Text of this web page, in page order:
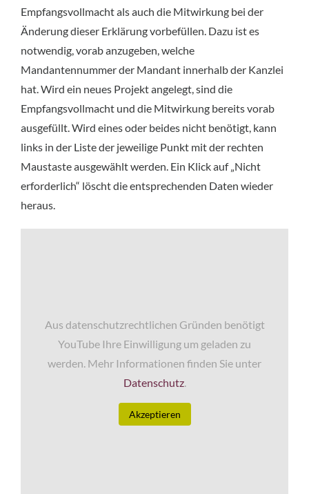
Empfangsvollmacht als auch die Mitwirkung bei der
Änderung dieser Erklärung vorbefüllen. Dazu ist es
notwendig, vorab anzugeben, welche
Mandantennummer der Mandant innerhalb der Kanzlei
hat. Wird ein neues Projekt angelegt, sind die
Empfangsvollmacht und die Mitwirkung bereits vorab
ausgefüllt. Wird eines oder beides nicht benötigt, kann
links in der Liste der jeweilige Punkt mit der rechten
Maustaste ausgewählt werden. Ein Klick auf „Nicht
erforderlich“ löscht die entsprechenden Daten wieder
heraus.
Aus datenschutzrechtlichen Gründen benötigt
YouTube Ihre Einwilligung um geladen zu
werden. Mehr Informationen finden Sie unter
Datenschutz.
Akzeptieren